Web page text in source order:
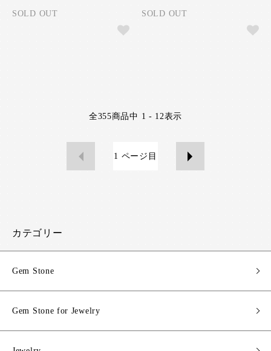
SOLD OUT SOLD OUT
全355商品中 1 - 12表示
1 ページ目
カテゴリー
Gem Stone
Gem Stone for Jewelry